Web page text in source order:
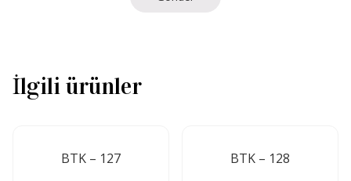
İlgili ürünler
BTK – 127 BTK – 128